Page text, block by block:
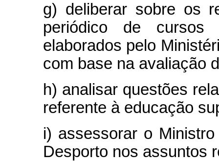
g) deliberar sobre os
periódico de cursos
elaborados pelo
com base na avaliação
h) analisar questões
referente à educação
i) assessorar o
Desporto nos assuntos